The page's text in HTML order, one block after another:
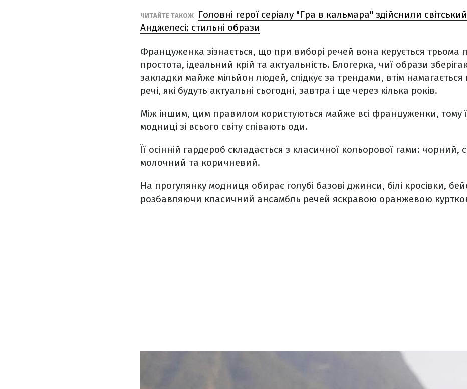
ЧИТАЙТЕ ТАКОЖ
Головні герої серіалу "Гра в кальмара" здійснили
Анджелесі: стильні образи
Француженка зізнається, що при виборі речей вона керується трьома
простота, ідеальний крій та актуальність. Блогерка, чиї образи
закладки майже мільйон людей, слідкує за трендами, втім намагається
речі, які будуть актуальні сьогодні, завтра і ще через кілька років.
Між іншим, цим правилом користуються майже всі француженки, тому
модниці зі всього світу співають оди.
Її осінній гардероб складається з класичної кольорової гами: чорний,
молочний та коричневий.
На прогулянку модниця обирає голубі базові джинси, білі кросівки,
розбавляючи класичний ансамбль речей яскравою оранжевою